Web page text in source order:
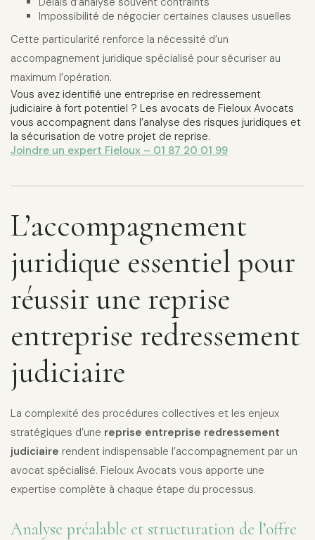
Impossibilité de négocier certaines clauses usuelles
Cette particularité renforce la nécessité d’un
accompagnement juridique spécialisé pour sécuriser au
maximum l’opération.
Vous avez identifié une entreprise en redressement
judiciaire à fort potentiel ? Les avocats de Fieloux Avocats
vous accompagnent dans l’analyse des risques juridiques et
la sécurisation de votre projet de reprise.
Joindre un expert Fieloux – 01 87 20 01 99
L’accompagnement
juridique essentiel pour
réussir une reprise
entreprise redressement
judiciaire
La complexité des procédures collectives et les enjeux
stratégiques d’une reprise entreprise redressement
judiciaire rendent indispensable l’accompagnement par un
avocat spécialisé. Fieloux Avocats vous apporte une
expertise complète à chaque étape du processus.
Analyse préalable et structuration de l’offre